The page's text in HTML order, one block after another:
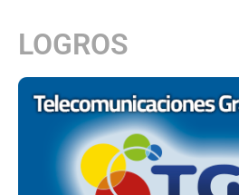
LOGROS